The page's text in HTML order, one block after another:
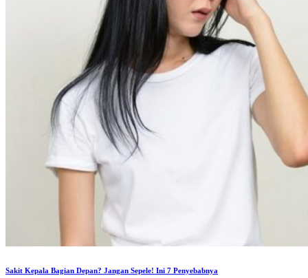
Sakit Kepala Bagian Depan? Jangan Sepele! Ini 7 Penyebabnya